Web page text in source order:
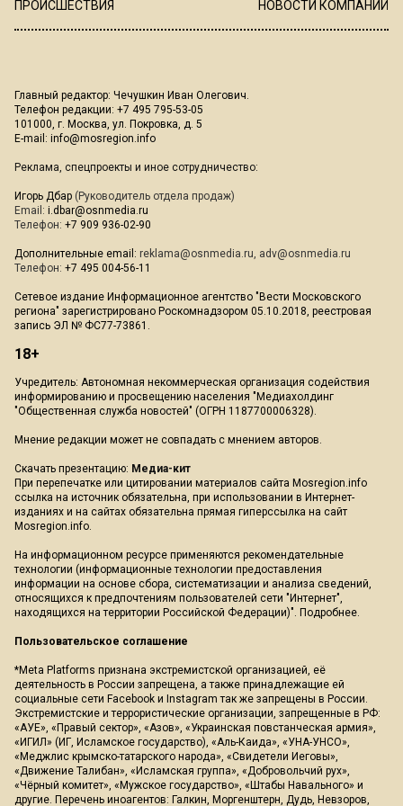
ПРОИСШЕСТВИЯ
НОВОСТИ КОМПАНИЙ
Главный редактор: Чечушкин Иван Олегович.
Телефон редакции: +7 495 795-53-05
101000, г. Москва, ул. Покровка, д. 5
E-mail: info@mosregion.info
Реклама, спецпроекты и иное сотрудничество:
Игорь Дбар (Руководитель отдела продаж)
Email: i.dbar@osnmedia.ru
Телефон: +7 909 936-02-90
Дополнительные email: reklama@osnmedia.ru, adv@osnmedia.ru
Телефон: +7 495 004-56-11
Сетевое издание Информационное агентство "Вести Московского
региона" зарегистрировано Роскомнадзором 05.10.2018, реестровая
запись ЭЛ № ФС77-73861.
18+
Учредитель: Автономная некоммерческая организация содействия
информированию и просвещению населения "Медиахолдинг
"Общественная служба новостей" (ОГРН 1187700006328).
Мнение редакции может не совпадать с мнением авторов.
Скачать презентацию: Медиа-кит
При перепечатке или цитировании материалов сайта Mosregion.info
ссылка на источник обязательна, при использовании в Интернет-
изданиях и на сайтах обязательна прямая гиперссылка на сайт
Mosregion.info.
На информационном ресурсе применяются рекомендательные
технологии (информационные технологии предоставления
информации на основе сбора, систематизации и анализа сведений,
относящихся к предпочтениям пользователей сети "Интернет",
находящихся на территории Российской Федерации)". Подробнее.
Пользовательское соглашение
*Meta Platforms признана экстремистской организацией, её
деятельность в России запрещена, а также принадлежащие ей
социальные сети Facebook и Instagram так же запрещены в России.
Экстремистские и террористические организации, запрещенные в РФ:
«АУЕ», «Правый сектор», «Азов», «Украинская повстанческая армия»,
«ИГИЛ» (ИГ, Исламское государство), «Аль-Каида», «УНА-УНСО»,
«Меджлис крымско-татарского народа», «Свидетели Иеговы»,
«Движение Талибан», «Исламская группа», «Добровольчий рух»,
«Чёрный комитет», «Мужское государство», «Штабы Навального» и
другие. Перечень иноагентов: Галкин, Моргенштерн, Дудь, Невзоров,